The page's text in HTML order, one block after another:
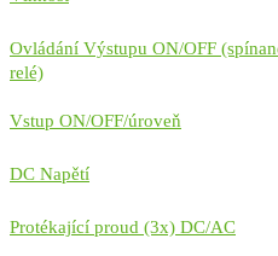
Ovládání Výstupu ON/OFF
relé)
Vstup ON/OFF/úroveň
DC Napětí
Protékající proud (3x) DC/AC